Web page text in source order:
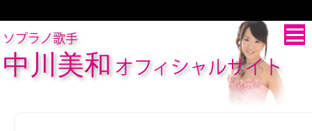
ソプラノ歌手
中川美和 オフィシャルサイト